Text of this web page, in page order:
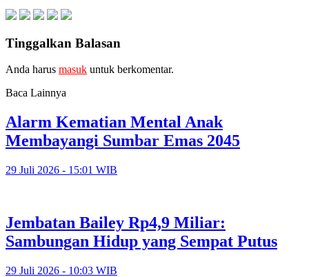
Tinggalkan Balasan
Anda harus masuk untuk berkomentar.
Baca Lainnya
Alarm Kematian Mental Anak
Membayangi Sumbar Emas 2045
29 Juli 2026 - 15:01 WIB
Jembatan Bailey Rp4,9 Miliar:
Sambungan Hidup yang Sempat Putus
29 Juli 2026 - 10:03 WIB